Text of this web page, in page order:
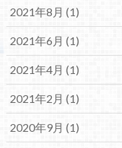
2021年8月 (1)
2021年6月 (1)
2021年4月 (1)
2021年2月 (1)
2020年9月 (1)